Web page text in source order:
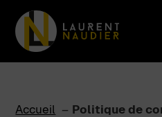
Accéder
contenu
Accéder
recherche
Accueil Politique de